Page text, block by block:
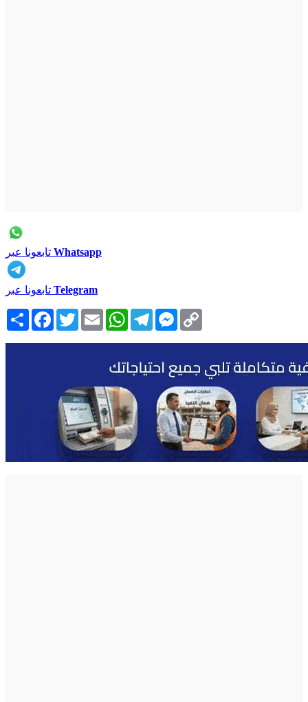
Whatsapp
Telegram
انشر Facebook
TwitterEmail WhatsAppTelegramMessenger